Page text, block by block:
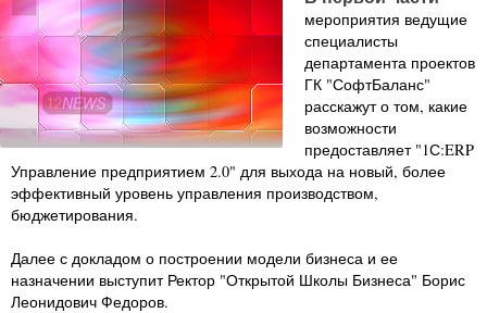
мероприятия ведущие
специалисты
департамента проектов
ГК "СофтБаланс"
расскажут о том, какие
возможности
предоставляет "1С:ERP
Управление предприятием 2.0" для выхода на новый, более
эффективный уровень управления производством,
бюджетирования.
Далее с докладом о построении модели бизнеса и ее
назначении выступит Ректор "Открытой Школы Бизнеса" Борис
Леонидович Федоров.